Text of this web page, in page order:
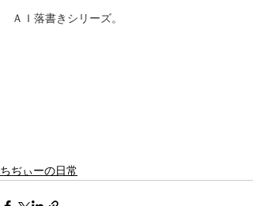
ＡＩ落書きシリーズ。
ちぢぃーの日常